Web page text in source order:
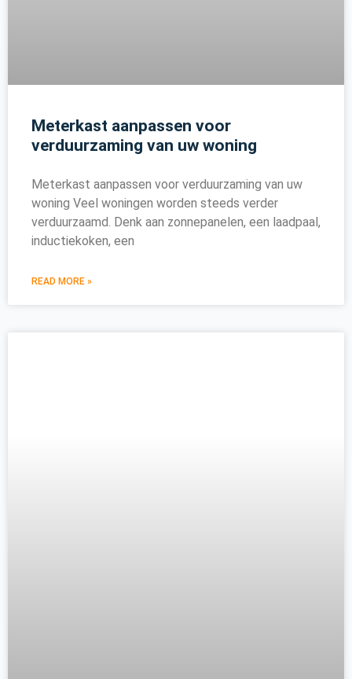
Meterkast aanpassen voor
verduurzaming van uw woning
Meterkast aanpassen voor verduurzaming van uw
woning Veel woningen worden steeds verder
verduurzaamd. Denk aan zonnepanelen, een laadpaal,
inductiekoken, een
READ MORE »